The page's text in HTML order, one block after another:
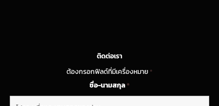
ติดต่อเรา
ต้องกรอกฟิลด์ที่มีเครื่องหมาย*
ชื่อ-นามสกุล*